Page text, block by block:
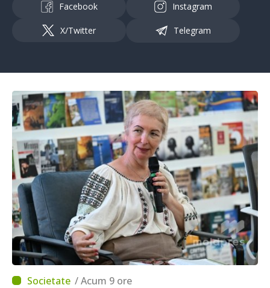
Facebook Instagram
X/Twitter Telegram
/ Acum 9 ore